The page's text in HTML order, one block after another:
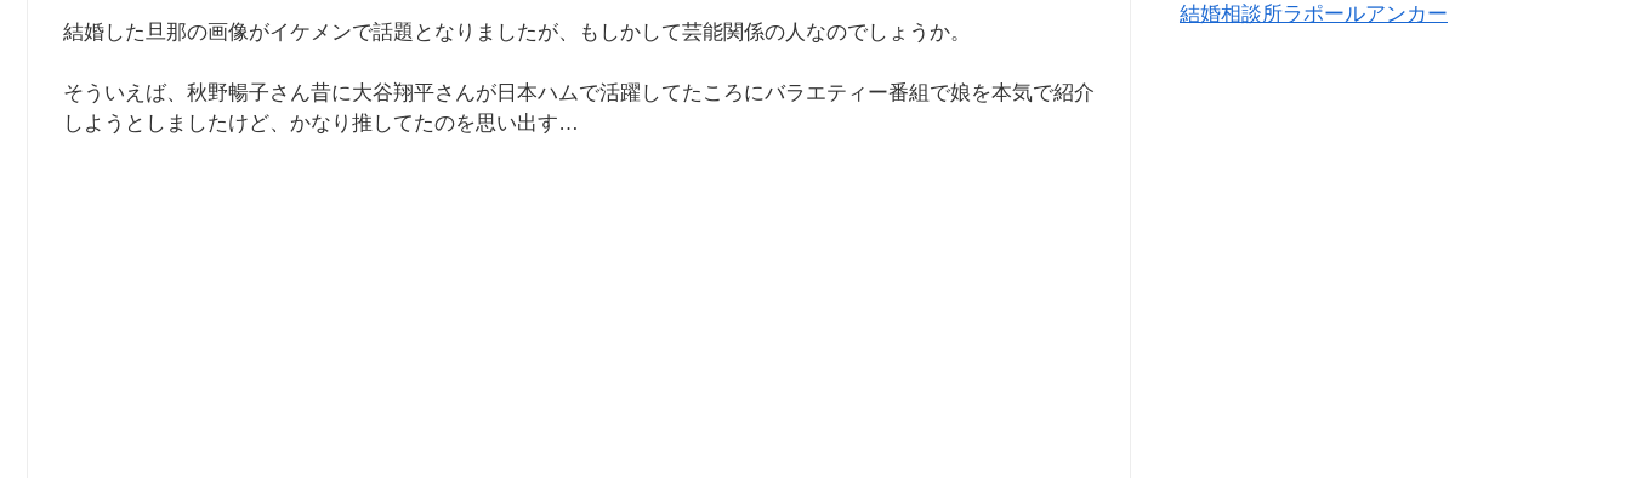
結婚した旦那の画像がイケメンで話題となりましたが、もしかして芸能関係の人なのでしょうか。
そういえば、秋野暢子さん昔に大谷翔平さんが日本ハムで活躍してたころにバラエティー番組で娘を本気で紹介
しようとしましたけど、かなり推してたのを思い出す…
結婚相談所ラポールアンカー